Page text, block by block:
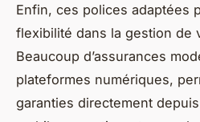
Enfin, ces polices adaptées
flexibilité dans la gestion de
Beaucoup d’assurances
plateformes numériques,
garanties directement